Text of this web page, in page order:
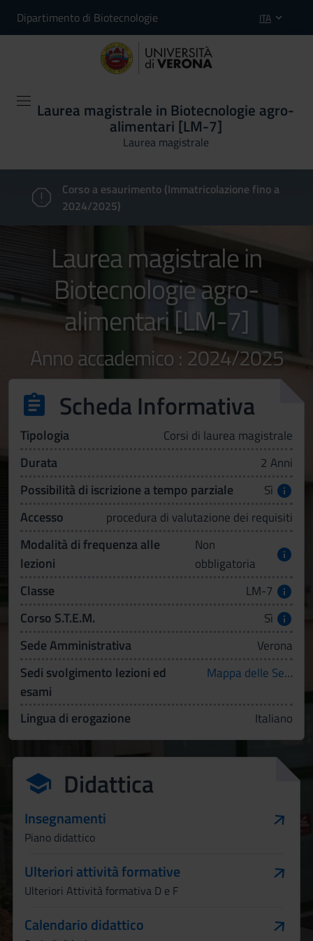
Dipartimento di Biotecnologie ITA
Laurea magistrale in Biotecnologie agro-
alimentari [LM-7]
Laurea magistrale
Corso a esaurimento (Immatricolazione fino a
2024/2025)
Laurea magistrale in
Biotecnologie agro-
alimentari [LM-7]
Anno accademico : 2024/2025
Scheda Informativa
Tipologia Corsi di laurea magistrale
Durata 2 Anni
Possibilità di iscrizione a tempo parziale Sì
Accesso procedura di valutazione dei requisiti
Modalità di frequenza alle
lezioni
Non
obbligatoria
Classe LM-7
Corso S.T.E.M. Sì
Sede Amministrativa Verona
Sedi svolgimento lezioni ed
esami
Mappa delle Sedi
Lingua di erogazione Italiano
Didattica
Insegnamenti
Piano didattico
Ulteriori attività formative
Ulteriori Attività formativa D e F
Calendario didattico